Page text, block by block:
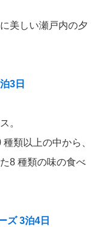
美しい瀬戸内の夕
3日
。
類以上の中から、
8 種類の味の食べ
ズ 3泊4日